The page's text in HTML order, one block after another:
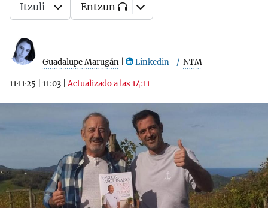
Guadalupe Marugán Linkedin NTM
11·11·25 11:03 |Actualizado a las 14:11
Itzuli Entzun